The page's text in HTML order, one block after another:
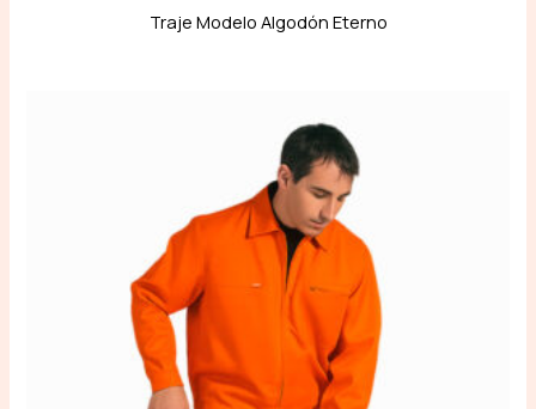
Traje Modelo Algodón Eterno